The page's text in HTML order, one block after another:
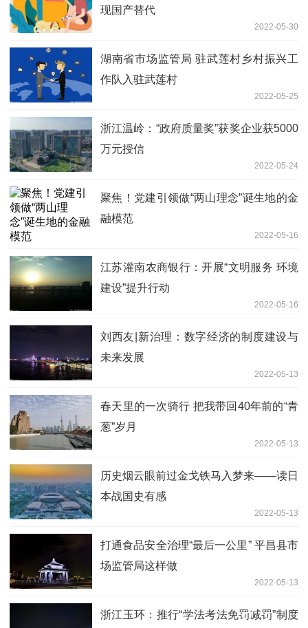
现国产替代
2022-05-30
湖南省市场监管局 驻武莲村乡村振兴工
作队入驻武莲村
2022-05-25
浙江温岭：“政府质量奖”获奖企业获5000
万元授信
2022-05-24
聚焦！党建引领做“两山理念”诞生地的金
融模范
2022-05-16
江苏灌南农商银行：开展“文明服务 环境
建设”提升行动
2022-05-16
刘西友|新治理：数字经济的制度建设与
未来发展
2022-05-13
春天里的一次骑行 把我带回40年前的“青
葱”岁月
2022-05-13
历史烟云眼前过金戈铁马入梦来——读日
本战国史有感
2022-05-13
打通食品安全治理“最后一公里” 平昌县市
场监管局这样做
2022-05-13
浙江玉环：推行“学法考法免罚减罚”制度